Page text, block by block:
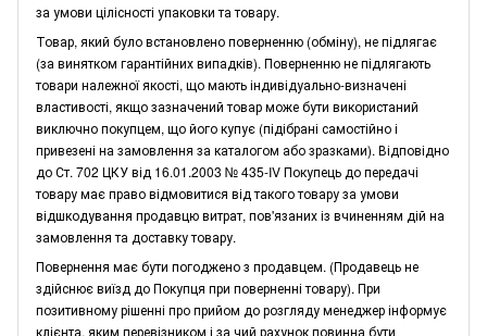
за умови цілісності упаковки та товару.
Товар, який було встановлено поверненню (обміну), не підлягає
(за винятком гарантійних випадків). Поверненню не підлягають
товари належної якості, що мають індивідуально-визначені
властивості, якщо зазначений товар може бути використаний
виключно покупцем, що його купує (підібрані самостійно і
привезені на замовлення за каталогом або зразками). Відповідно
до Ст. 702 ЦКУ від 16.01.2003 № 435-IV Покупець до передачі
товару має право відмовитися від такого товару за умови
відшкодування продавцю витрат, пов'язаних із вчиненням дій на
замовлення та доставку товару.
Повернення має бути погоджено з продавцем. (Продавець не
здійснює виїзд до Покупця при поверненні товару). При
позитивному рішенні про прийом до розгляду менеджер інформує
клієнта, яким перевізником і за чий рахунок повинна бути